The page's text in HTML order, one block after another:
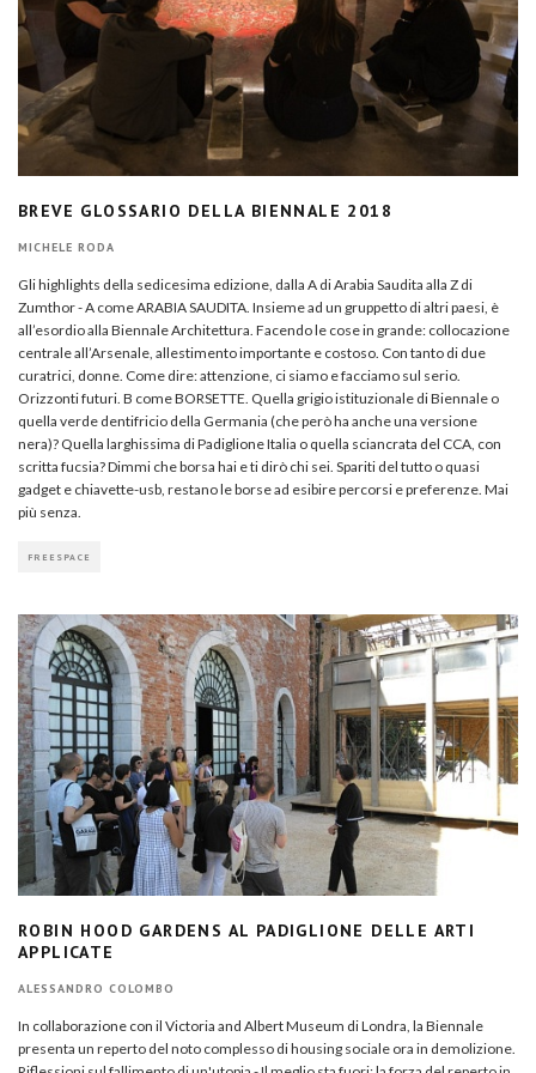
BREVE GLOSSARIO DELLA BIENNALE 2018
MICHELE RODA
Gli highlights della sedicesima edizione, dalla A di Arabia Saudita alla Z di
Zumthor - A come ARABIA SAUDITA. Insieme ad un gruppetto di altri paesi, è
all’esordio alla Biennale Architettura. Facendo le cose in grande: collocazione
centrale all’Arsenale, allestimento importante e costoso. Con tanto di due
curatrici, donne. Come dire: attenzione, ci siamo e facciamo sul serio.
Orizzonti futuri. B come BORSETTE. Quella grigio istituzionale di Biennale o
quella verde dentifricio della Germania (che però ha anche una versione
nera)? Quella larghissima di Padiglione Italia o quella sciancrata del CCA, con
scritta fucsia? Dimmi che borsa hai e ti dirò chi sei. Spariti del tutto o quasi
gadget e chiavette-usb, restano le borse ad esibire percorsi e preferenze. Mai
più senza.
FREESPACE
ROBIN HOOD GARDENS AL PADIGLIONE DELLE ARTI
APPLICATE
ALESSANDRO COLOMBO
In collaborazione con il Victoria and Albert Museum di Londra, la Biennale
presenta un reperto del noto complesso di housing sociale ora in demolizione.